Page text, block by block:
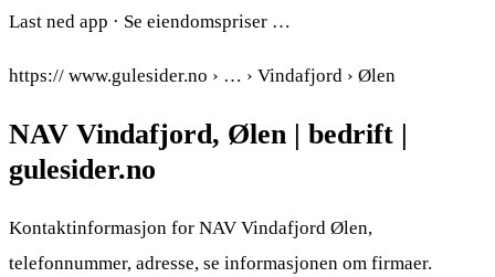
Last ned app · Se eiendomspriser …
https:// www.gulesider.no › … › Vindafjord › Ølen
NAV Vindafjord, Ølen | bedrift |
gulesider.no
Kontaktinformasjon for NAV Vindafjord Ølen,
telefonnummer, adresse, se informasjonen om firmaer.